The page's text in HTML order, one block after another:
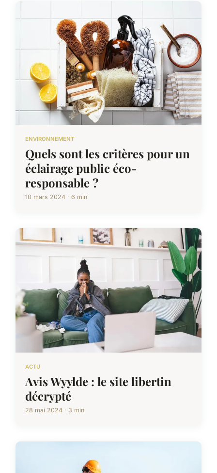
ENVIRONNEMENT
Quels sont les critères pour un
éclairage public éco-
responsable ?
10 mars 2024 · 6 min
ACTU
Avis Wyylde : le site libertin
décrypté
28 mai 2024 · 3 min